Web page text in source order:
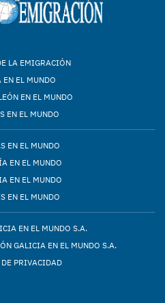
LA EMIGRACIÓN
EL MUNDO
EN EL MUNDO
EN EL MUNDO
EN EL MUNDO
EN EL MUNDO
EN EL MUNDO
EN EL MUNDO
EN EL MUNDO S.A.
GALICIA EN EL MUNDO S.A.
PRIVACIDAD